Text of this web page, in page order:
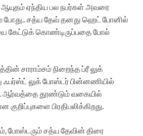
ஏந்திய பல நபர்கள் அவரை
போது.. சத்ய தேவ் தனது ஹெட் போனில்
கேட்டுக் கொண்டிருப்பதை போல்
சாராம்சம் நிறைந்த ப்ரீ லுக்
லுக் போஸ்டர் பின்னணியில்
ஆர்வத்தை தூண்டும் வகையில்
பிரதிபலிக்கிறது.
போஸ்டரும் சத்ய தேவின் திரை